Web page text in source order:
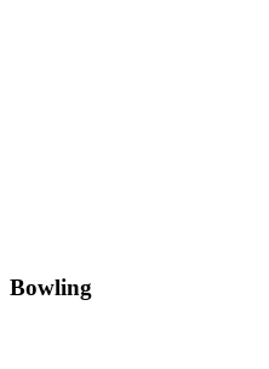
Bowling